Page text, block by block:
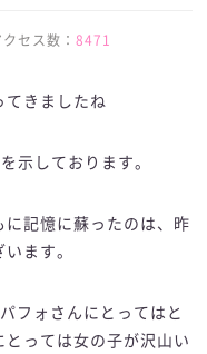
セス数：8471
てきましたね
示しております。
記憶に蘇ったのは、昨
ます。
フォさんにとってはと
っては女の子が沢山い